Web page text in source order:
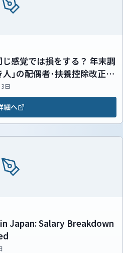
じ感覚では損をする？ 年末調
｣の配偶者･扶養控除改正ポ
日
細へ
Japan: Salary Breakdown